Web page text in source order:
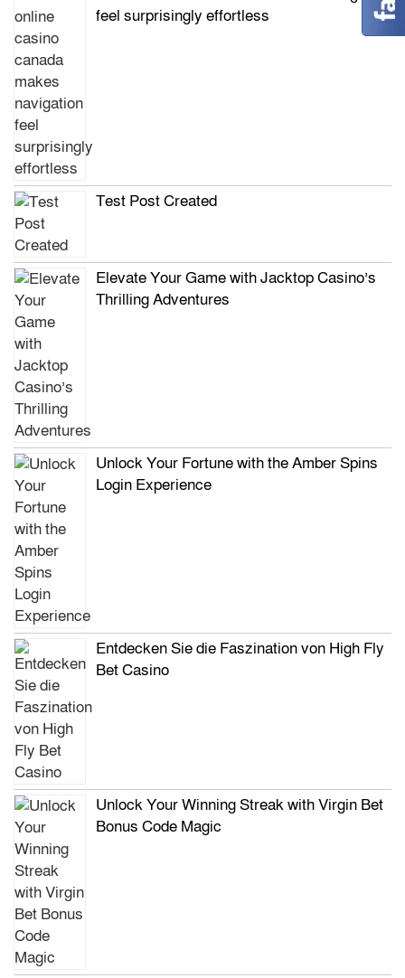
feel surprisingly effortless
Test Post Created
Elevate Your Game with Jacktop Casino’s
Thrilling Adventures
Unlock Your Fortune with the Amber Spins
Login Experience
Entdecken Sie die Faszination von High Fly
Bet Casino
Unlock Your Winning Streak with Virgin Bet
Bonus Code Magic